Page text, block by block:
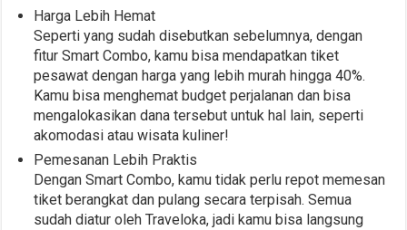
Harga Lebih Hemat
Seperti yang sudah disebutkan sebelumnya, dengan
fitur Smart Combo, kamu bisa mendapatkan tiket
pesawat dengan harga yang lebih murah hingga 40%.
Kamu bisa menghemat budget perjalanan dan bisa
mengalokasikan dana tersebut untuk hal lain, seperti
akomodasi atau wisata kuliner!
Pemesanan Lebih Praktis
Dengan Smart Combo, kamu tidak perlu repot memesan
tiket berangkat dan pulang secara terpisah. Semua
sudah diatur oleh Traveloka, jadi kamu bisa langsung